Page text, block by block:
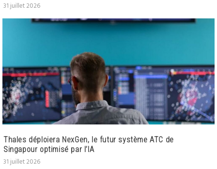
31 juillet 2026
Thales déploiera NexGen, le futur système ATC de
Singapour optimisé par l’IA
31 juillet 2026